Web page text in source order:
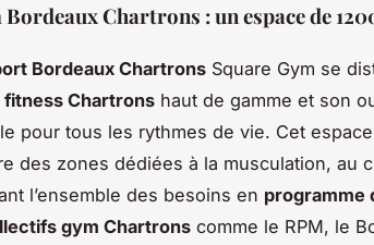
Bordeaux Chartrons : un espace de
Bordeaux Chartrons Square Gym se
Chartrons haut de gamme et son
pour tous les rythmes de vie. Cet
des zones dédiées à la musculation, au
l’ensemble des besoins en programme
gym Chartrons comme le RPM, le